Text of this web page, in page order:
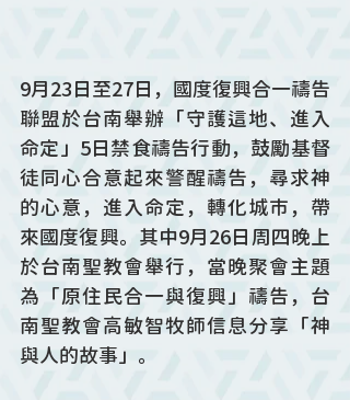
9月23日至27日，國度復興合一禱告
聯盟於台南舉辦「守護這地、進入
命定」5日禁食禱告行動，鼓勵基督
徒同心合意起來警醒禱告，尋求神
的心意，進入命定，轉化城市，帶
來國度復興。其中9月26日周四晚上
於台南聖教會舉行，當晚聚會主題
為「原住民合一與復興」禱告，台
南聖教會高敏智牧師信息分享「神
與人的故事」。